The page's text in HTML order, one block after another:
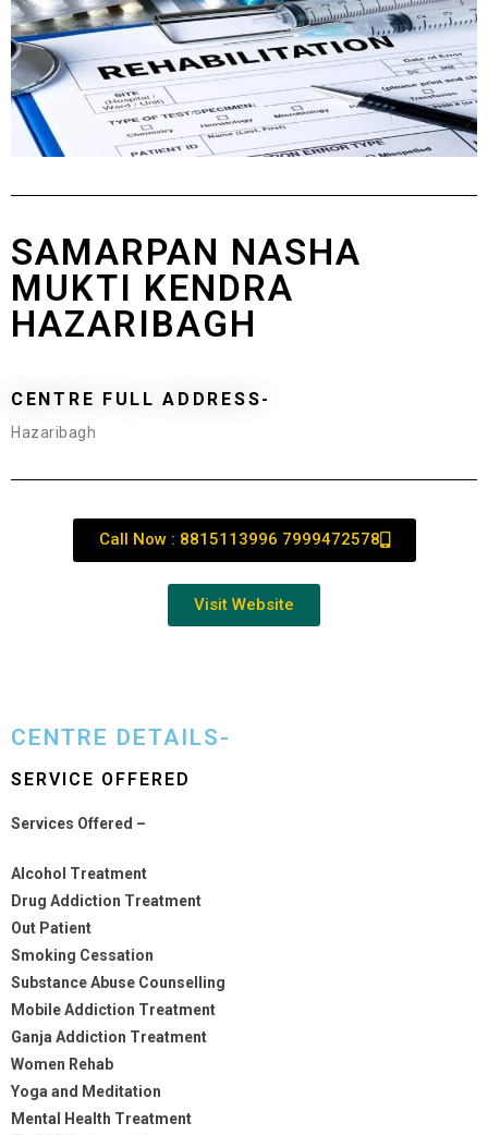
SAMARPAN NASHA
MUKTI KENDRA
HAZARIBAGH
CENTRE FULL ADDRESS-
Hazaribagh
Call Now : 8815113996 7999472578
Visit Website
CENTRE DETAILS-
SERVICE OFFERED
Services Offered –
Alcohol Treatment
Drug Addiction Treatment
Out Patient
Smoking Cessation
Substance Abuse Counselling
Mobile Addiction Treatment
Ganja Addiction Treatment
Women Rehab
Yoga and Meditation
Mental Health Treatment